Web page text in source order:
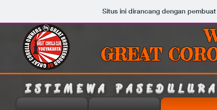
Situs ini dirancang dengan
GREAT
ISTIMEWA